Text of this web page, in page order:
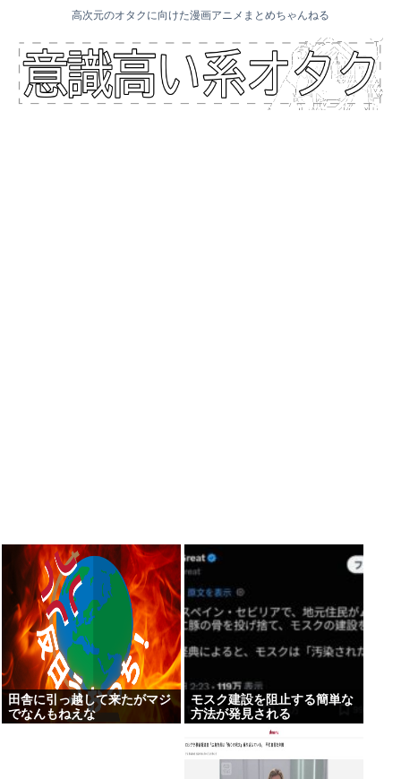
高次元のオタクに向けた漫画アニメまとめちゃんねる
田舎に引っ越して来たがマジ
でなんもねえな
モスク建設を阻止する簡単な
方法が発見される